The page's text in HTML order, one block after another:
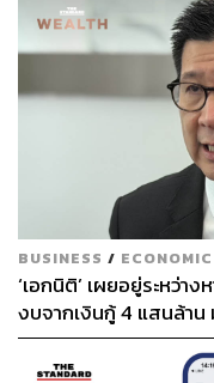
BUSINESS / ECONOMIC
‘เอกนิติ’ เผยอยู่ระหว่า
งบจากเงินกู้ 4 แสนล้าน
เฟส 2 มีเพียงพอ